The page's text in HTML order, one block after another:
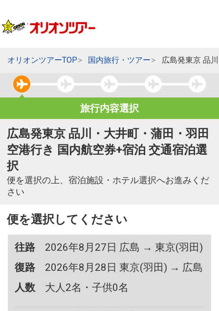
オリオンツアーTOP 国内旅行・ツアー 広島発東京 品
旅行内容選択
広島発東京 品川・大井町・蒲田・羽田
空港行き 国内航空券+宿泊 交通宿泊選
択
便を選択の上、宿泊施設・ホテル選択へお進みくだ
さい
便を選択してください
往路
2026年8月27日 広島 → 東京(羽田)
復路
2026年8月28日 東京(羽田) → 広島
人数
大人2名・子供0名